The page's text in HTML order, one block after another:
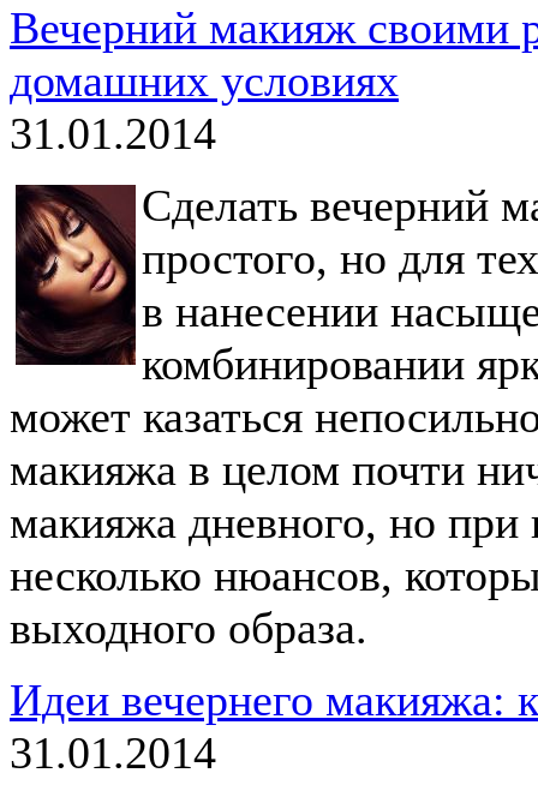
Вечерний макияж своими
домашних условиях
31.01.2014
Сделать вечерний
простого, но для
в нанесении
комбинировании
может казаться
макияжа в целом почти
макияжа дневного, но при
несколько нюансов,
выходного образа.
Идеи вечернего макияжа:
31.01.2014